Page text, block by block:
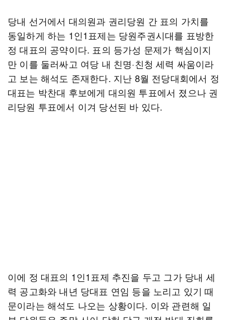
당내 선거에서 대의원과 권리당원 간 표의 가치를
동일하게 하는 1인1표제는 당원주권시대를 표방한
정 대표의 공약이다. 표의 등가성 문제가 핵심이지
만 이를 둘러싸고 여당 내 친명·친청 세력 싸움이라
고 보는 해석도 존재한다. 지난 8월 전당대회에서 정
대표는 박찬대 후보에게 대의원 투표에서 졌으나 권
리당원 투표에서 이겨 당선된 바 있다.
이에 정 대표의 1인1표제 추진을 두고 그가 당내 세
력 공고화와 내년 당대표 연임 등을 노리고 있기 때
문이라는 해석도 나오는 상황이다. 이와 관련해 일